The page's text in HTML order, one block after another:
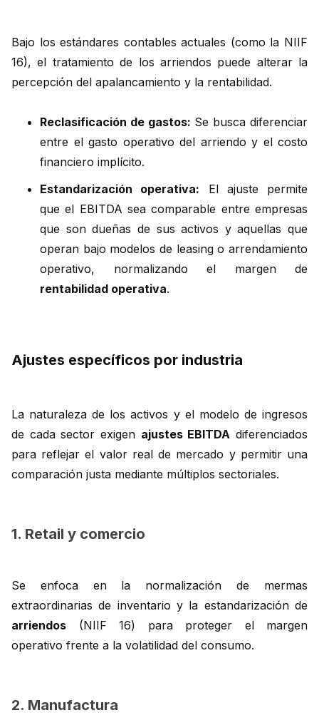
Bajo los estándares contables actuales (como la NIIF
16), el tratamiento de los arriendos puede alterar la
percepción del apalancamiento y la rentabilidad.
Reclasificación de gastos: Se busca diferenciar
entre el gasto operativo del arriendo y el costo
financiero implícito.
Estandarización operativa: El ajuste permite
que el EBITDA sea comparable entre empresas
que son dueñas de sus activos y aquellas que
operan bajo modelos de leasing o arrendamiento
operativo, normalizando el margen de
rentabilidad operativa.
Ajustes específicos por industria
La naturaleza de los activos y el modelo de ingresos
de cada sector exigen ajustes EBITDA diferenciados
para reflejar el valor real de mercado y permitir una
comparación justa mediante múltiplos sectoriales.
1. Retail y comercio
Se enfoca en la normalización de mermas
extraordinarias de inventario y la estandarización de
arriendos (NIIF 16) para proteger el margen
operativo frente a la volatilidad del consumo.
2. Manufactura